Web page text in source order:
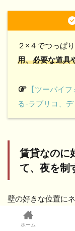
２×４でつっぱ
用、必要な道具
【ツーバイ
る-ラブリコ、
賃貸なのに
て、夜を制
壁の好きな位置に
ていたオシャレな
ホーム